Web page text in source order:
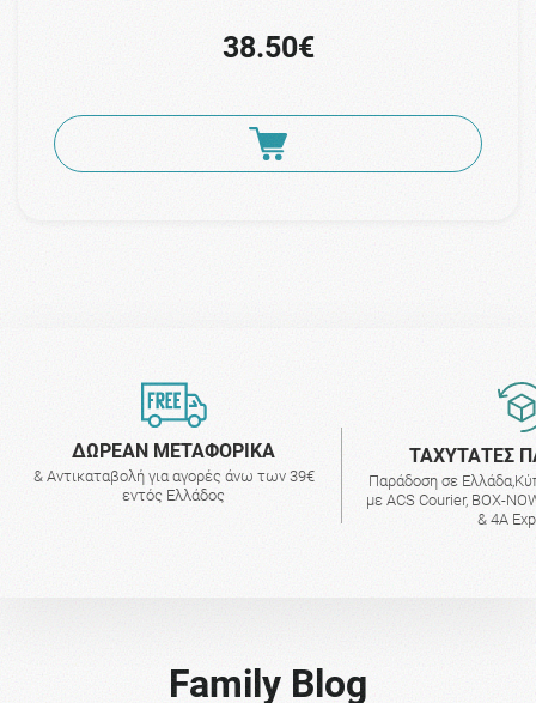
38.50€
ΔΩΡΕΑΝ ΜΕΤΑΦΟΡΙΚΑ
& Αντικαταβολή για αγορές άνω των 39€
εντός Ελλάδος
ΤΑΧΥΤΑΤΕΣ
Παράδοση σε
με ACS Courier, BOX-
& 4A
Family Blog